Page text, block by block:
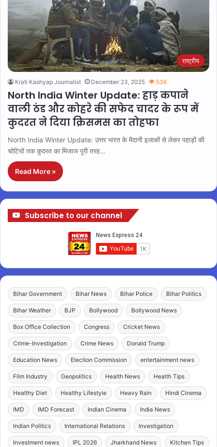
राष्ट्रीय
Krati Kashyap Journalist December 23, 2025 536
North India Winter Update: हाड़ कपाने
वाली ठंड और कोहरे की सफेद चादर के रूप में
कुदरत ने दिया क्रिसमस का तोहफा
North India Winter Update: उत्तर भारत के मैदानी इलाकों से लेकर पहाड़ों की
चोटियों तक कुदरत का मिजाज पूरी तरह…
Read More »
Subscribe to our channel
Bihar Government Bihar News Bihar Police Bihar Politics
Bihar Weather BJP Bollywood Bollywood News
Box Office Collection Congress Cricket News
Crime-Investigation Crime News Donald Trump
Education News Election Commission entertainment news
Film Industry Geopolitics Health News Health Tips
Healthy Diet Healthy Lifestyle Heavy Rain Hindi Cinema
IMD IMD Forecast Indian Cinema India News
Indian Politics International Relations Investigation
Investment news IPL 2026 Jharkhand News Kitchen Tips